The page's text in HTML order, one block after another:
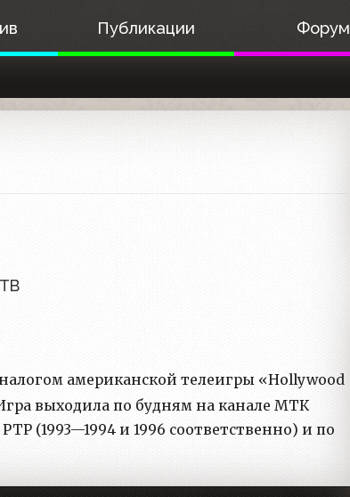
Публикации Форум
американской телеигры «Hollywood
выходила по будням на канале МТК
(1993—1994 и 1996 соответственно) и по